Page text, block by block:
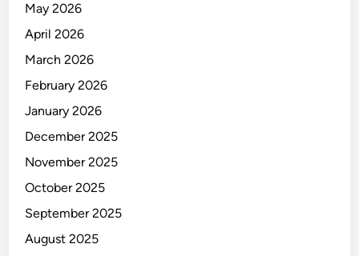
May 2026
April 2026
March 2026
February 2026
January 2026
December 2025
November 2025
October 2025
September 2025
August 2025